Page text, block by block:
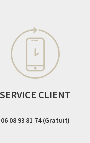
SERVICE CLIENT
06 08 93 81 74 (Gratuit)